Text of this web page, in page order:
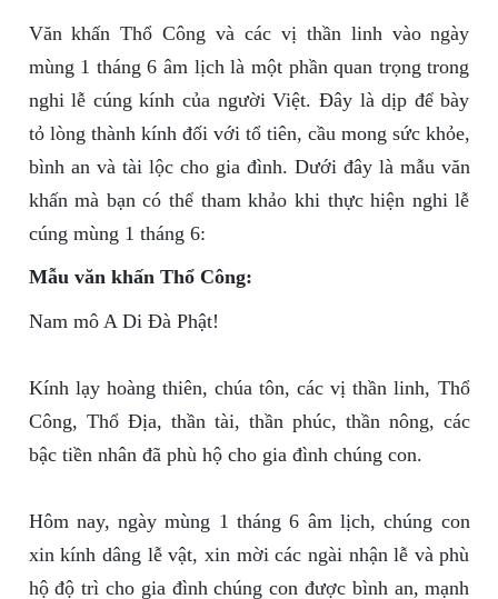
Văn khấn Thổ Công và các vị thần linh vào ngày
mùng 1 tháng 6 âm lịch là một phần quan trọng trong
nghi lễ cúng kính của người Việt. Đây là dịp để bày
tỏ lòng thành kính đối với tổ tiên, cầu mong sức khỏe,
bình an và tài lộc cho gia đình. Dưới đây là mẫu văn
khấn mà bạn có thể tham khảo khi thực hiện nghi lễ
cúng mùng 1 tháng 6:
Mẫu văn khấn Thổ Công:
Nam mô A Di Đà Phật!
Kính lạy hoàng thiên, chúa tôn, các vị thần linh, Thổ
Công, Thổ Địa, thần tài, thần phúc, thần nông, các
bậc tiền nhân đã phù hộ cho gia đình chúng con.
Hôm nay, ngày mùng 1 tháng 6 âm lịch, chúng con
xin kính dâng lễ vật, xin mời các ngài nhận lễ và phù
hộ độ trì cho gia đình chúng con được bình an, mạnh